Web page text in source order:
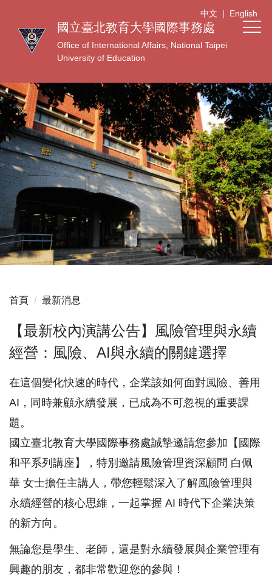
容
區
中文 | English
國立臺北教育大學國際事務處
Office of International Affairs, National Taipei
University of Education
首頁 最新消息
【最新校內演講公告】風險管理與永續
經營：風險、AI與永續的關鍵選擇
在這個變化快速的時代，企業該如何面對風險、善用
AI，同時兼顧永續發展，已成為不可忽視的重要課
題。
國立臺北教育大學國際事務處誠摯邀請您參加【國際
和平系列講座】
，特別邀請風險管理資深顧問 白佩
華 女士擔任主講人， 帶您輕鬆深入了解風險管理與
永續經營的核心思維，一起掌握 AI 時代下企業決策
的新方向。
無論您是學生、老師，還是對永續發展與企業管理有
興趣的朋友， 都非常歡迎您的參與！